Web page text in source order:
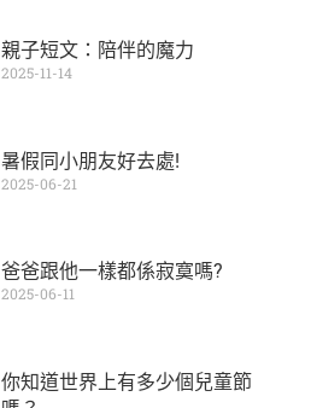
親子短文：陪伴的魔力
2025-11-14
暑假同小朋友好去處!
2025-06-21
爸爸跟他一樣都係寂寞嗎?
2025-06-11
你知道世界上有多少個兒童節